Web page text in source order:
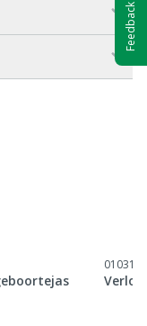
0103103
Feedback